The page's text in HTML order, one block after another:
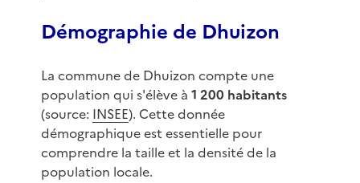
Démographie de Dhuizon
La commune de Dhuizon compte une
population qui s'élève à 1 200 habitants
(source: INSEE). Cette donnée
démographique est essentielle pour
comprendre la taille et la densité de la
population locale.